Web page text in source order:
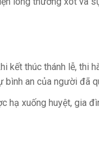
kết thúc thánh lễ, thi
bình an của người đã
hạ xuống huyệt, gia